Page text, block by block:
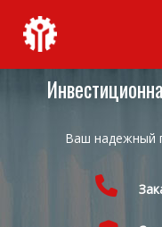
Ваш надежный